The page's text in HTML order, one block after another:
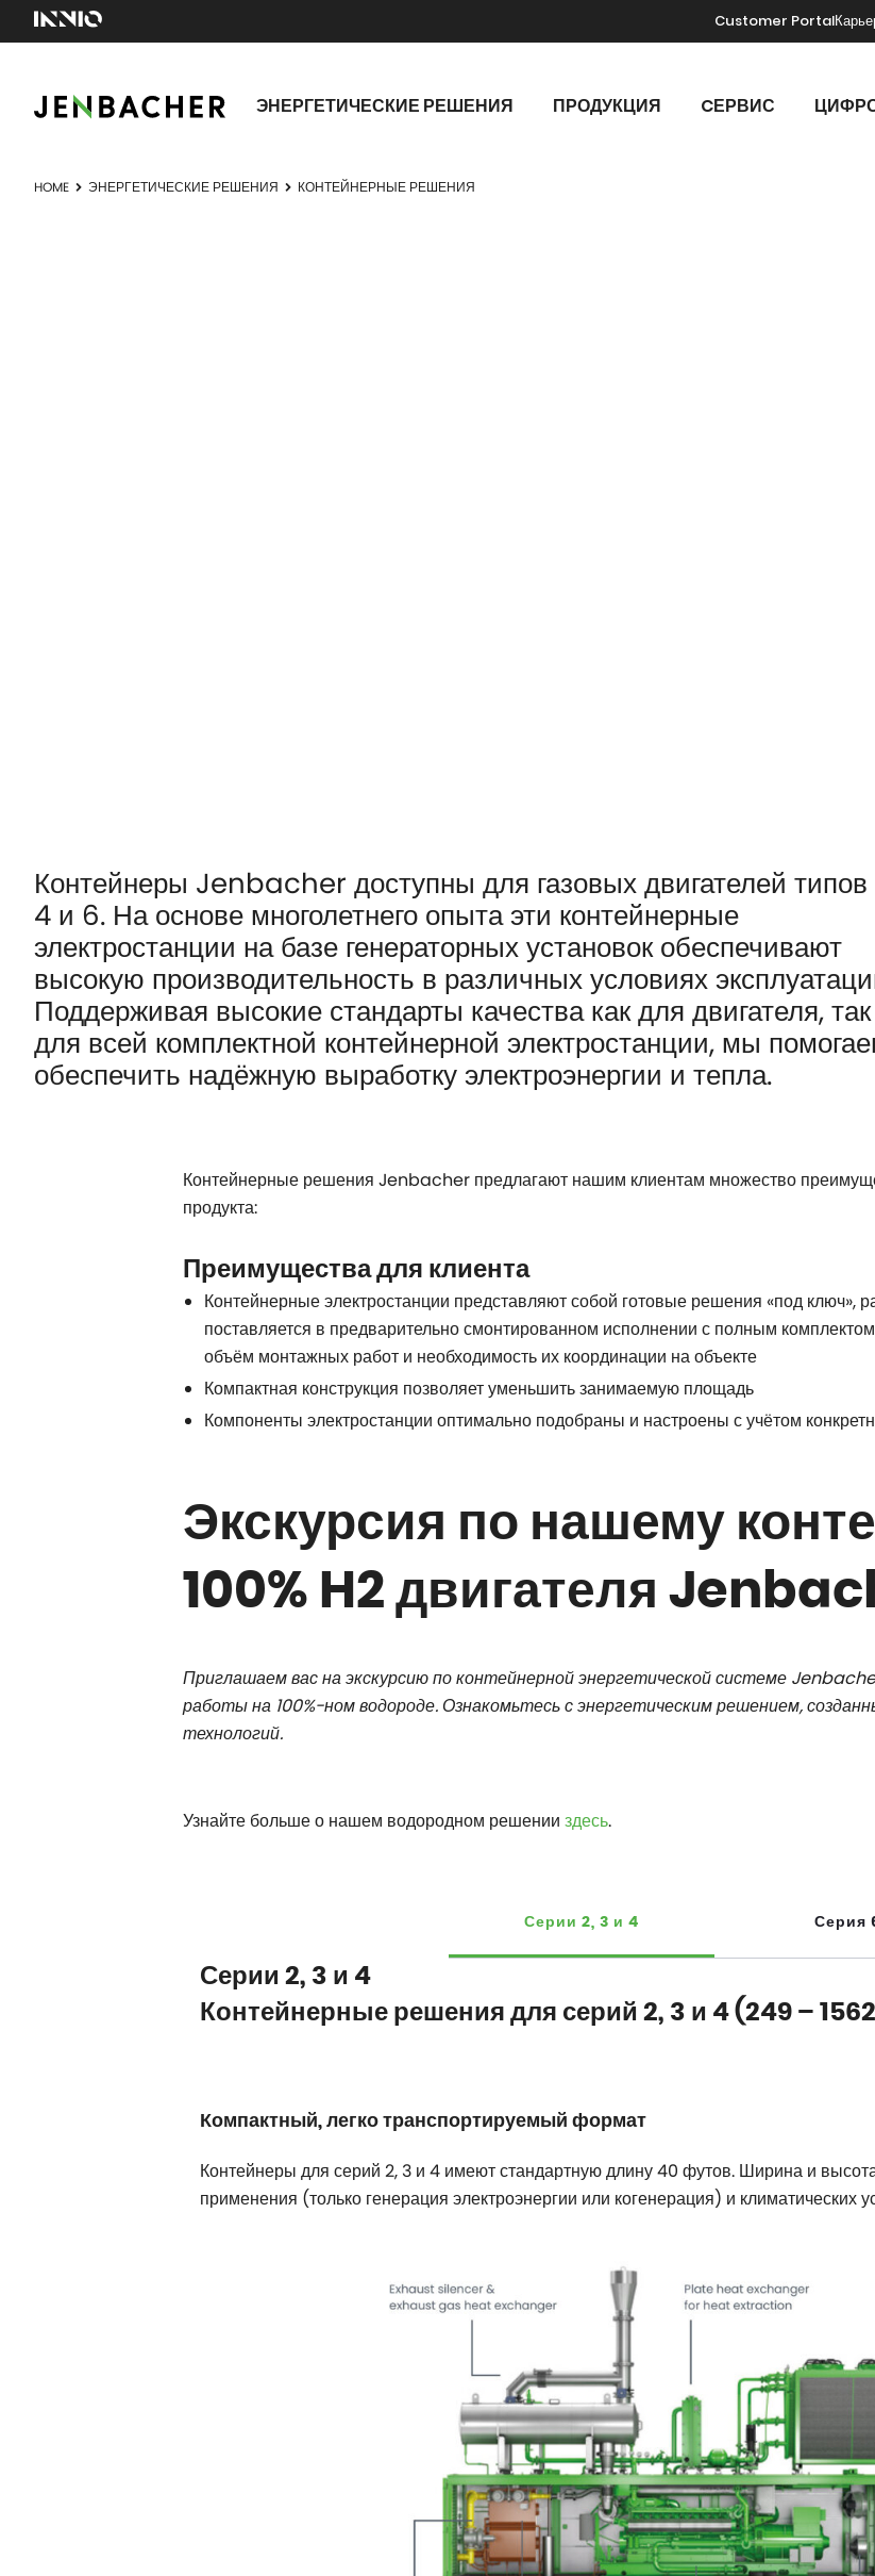
Customer Portal
ЭНЕРГЕТИЧЕСКИЕ РЕШЕНИЯ ПРОДУКЦИЯ CЕРВИС
HOME ЭНЕРГЕТИЧЕСКИЕ РЕШЕНИЯ КОНТЕЙНЕРНЫЕ РЕШЕНИЯ
Контейнеры Jenbacher доступны для газовых двигателей типов
4 и 6. На основе многолетнего опыта эти контейнерные
электростанции на базе генераторных установок обеспечивают
высокую производительность в различных условиях
Поддерживая высокие стандарты качества как для двигателя,
для всей комплектной контейнерной электростанции, мы
обеспечить надёжную выработку электроэнергии и тепла.
Контейнерные решения Jenbacher предлагают нашим клиентам множество
продукта:
Преимущества для клиента
Контейнерные электростанции представляют собой готовые решения «под
поставляется в предварительно смонтированном исполнении с полным
объём монтажных работ и необходимость их координации на объекте
Компактная конструкция позволяет уменьшить занимаемую площадь
Компоненты электростанции оптимально подобраны и настроены с учётом
Экскурсия по нашему
100% H2 двигателя
Приглашаем вас на экскурсию по контейнерной энергетической системе
работы на 100%-ном водороде. Ознакомьтесь с энергетическим решением,
технологий.
Узнайте больше о нашем водородном решении здесь.
Серии 2, 3 и 4 Серия
Серии 2, 3 и 4
Контейнерные решения для серий 2, 3 и 4 (249 –
Компактный, легко транспортируемый формат
Контейнеры для серий 2, 3 и 4 имеют стандартную длину 40 футов. Ширина и высота
применения (только генерация электроэнергии или когенерация) и климатических